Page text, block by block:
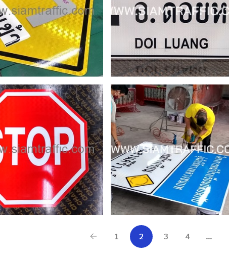
Date11 กุมภาพันธ์ 2026
ป้ายเตือนจราจร
ป้ายบังคับจราจร
ป้ายแนะนำ จังหวัด
สุราษฎร์ธานี
Date27 มกราคม 2026
ป้ายสามเหลี่ยม
หยุดตรวจ และแถบ
คาดกรวย อบต.
หวายเหนียว
จ.กาญจนบุรี
Date19 มกราคม 2026
1 2 3 4 …